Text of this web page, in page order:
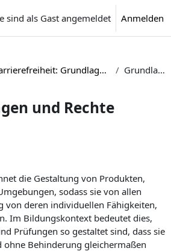
sind als Gast angemeldet Anmelden
1. Barrierefreiheit: Grundlagen und rechtliche Rahmenbedingungen Grundlagen und Rechte
und Rechte
die Gestaltung von Produkten,
sodass sie von allen
von deren individuellen Fähigkeiten,
Im Bildungskontext bedeutet dies,
Prüfungen so gestaltet sind, dass sie
Behinderung gleichermaßen